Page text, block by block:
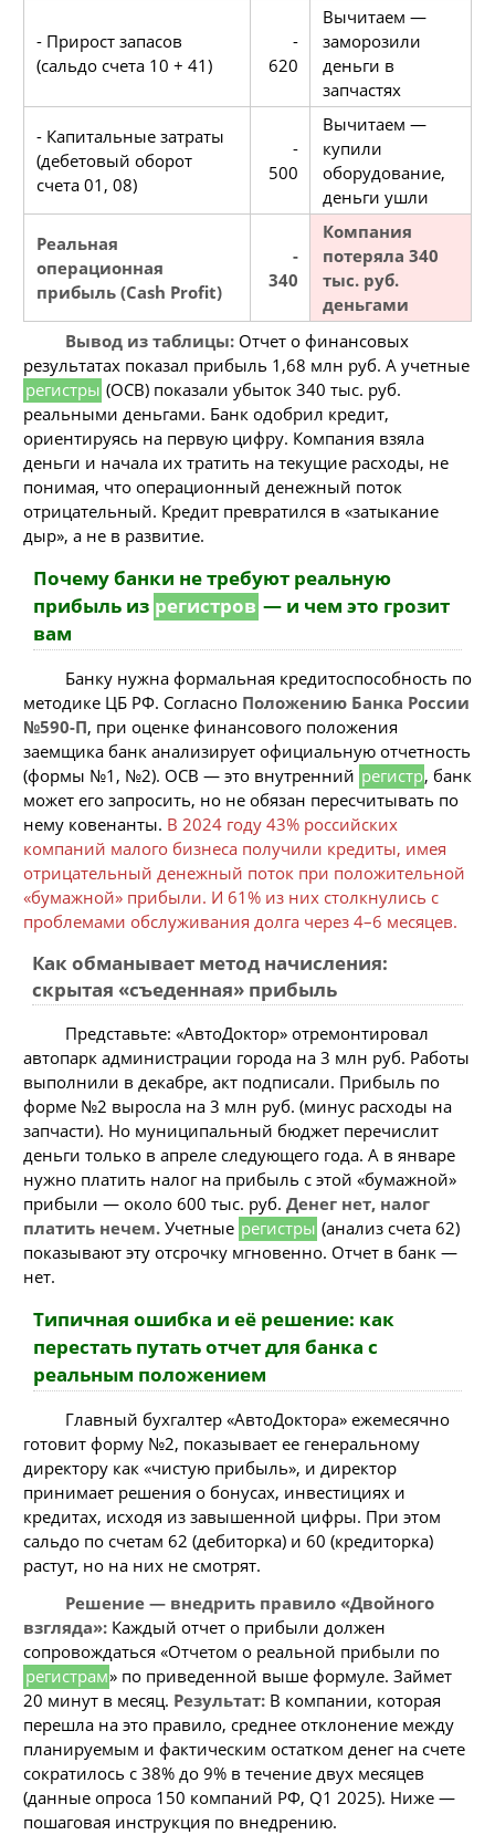
- Прирост запасов
(сальдо счета 10 + 41)
-
620
Вычитаем —
заморозили
деньги в
запчастях
- Капитальные затраты
(дебетовый оборот
счета 01, 08)
-
500
Вычитаем —
купили
оборудование,
деньги ушли
Реальная
операционная
прибыль (Cash Profit)
-
340
Компания
потеряла 340
тыс. руб.
деньгами
Вывод из таблицы:Отчет о финансовых
результатах показал прибыль 1,68 млн руб. А учетные
регистры (ОСВ) показали убыток 340 тыс. руб.
реальными деньгами. Банк одобрил кредит,
ориентируясь на первую цифру. Компания взяла
деньги и начала их тратить на текущие расходы, не
понимая, что операционный денежный поток
отрицательный. Кредит превратился в «затыкание
дыр», а не в развитие.
Почему банки не требуют реальную
прибыль из регистров — и чем это грозит
вам
Банку нужна формальная кредитоспособность по
методике ЦБ РФ. Согласно Положению Банка России
№590-П, при оценке финансового положения
заемщика банк анализирует официальную отчетность
(формы №1, №2). ОСВ — это внутренний регистр, банк
может его запросить, но не обязан пересчитывать по
нему ковенанты. В 2024 году 43% российских
компаний малого бизнеса получили кредиты, имея
отрицательный денежный поток при положительной
«бумажной» прибыли. И 61% из них столкнулись с
проблемами обслуживания долга через 4–6 месяцев.
Как обманывает метод начисления:
скрытая «съеденная» прибыль
Представьте: «АвтоДоктор» отремонтировал
автопарк администрации города на 3 млн руб. Работы
выполнили в декабре, акт подписали. Прибыль по
форме №2 выросла на 3 млн руб. (минус расходы на
запчасти). Но муниципальный бюджет перечислит
деньги только в апреле следующего года. А в январе
нужно платить налог на прибыль с этой «бумажной»
прибыли — около 600 тыс. руб. Денег нет, налог
платить нечем. Учетные регистры (анализ счета 62)
показывают эту отсрочку мгновенно. Отчет в банк —
нет.
Типичная ошибка и её решение: как
перестать путать отчет для банка с
реальным положением
Главный бухгалтер «АвтоДоктора» ежемесячно
готовит форму №2, показывает ее генеральному
директору как «чистую прибыль», и директор
принимает решения о бонусах, инвестициях и
кредитах, исходя из завышенной цифры. При этом
сальдо по счетам 62 (дебиторка) и 60 (кредиторка)
растут, но на них не смотрят.
Решение — внедрить правило «Двойного
взгляда»: Каждый отчет о прибыли должен
сопровождаться «Отчетом о реальной прибыли по
регистрам» по приведенной выше формуле. Займет
20 минут в месяц. Результат: В компании, которая
перешла на это правило, среднее отклонение между
планируемым и фактическим остатком денег на счете
сократилось с 38% до 9% в течение двух месяцев
(данные опроса 150 компаний РФ, Q1 2025). Ниже —
пошаговая инструкция по внедрению.